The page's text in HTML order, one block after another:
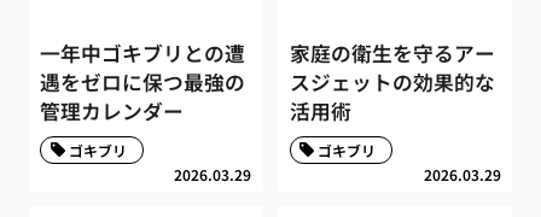
一年中ゴキブリとの遭
遇をゼロに保つ最強の
管理カレンダー
2026.03.29
ゴキブリ
家庭の衛生を守るアー
スジェットの効果的な
活用術
2026.03.29
ゴキブリ